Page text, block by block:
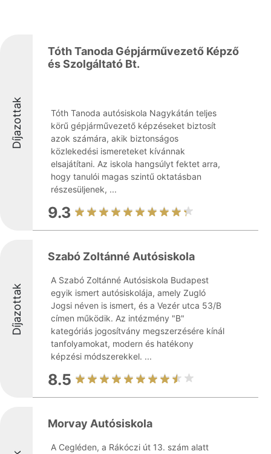
Díjazottak
Tóth Tanoda Gépjárművezető Képző
és Szolgáltató Bt.
Tóth Tanoda autósiskola Nagykátán teljes
körű gépjárművezető képzéseket biztosít
azok számára, akik biztonságos
közlekedési ismereteket kívánnak
elsajátítani. Az iskola hangsúlyt fektet arra,
hogy tanulói magas szintű oktatásban
részesüljenek, ...
9.3
Díjazottak
Szabó Zoltánné Autósiskola
A Szabó Zoltánné Autósiskola Budapest
egyik ismert autósiskolája, amely Zugló
Jogsi néven is ismert, és a Vezér utca 53/B
címen működik. Az intézmény "B"
kategóriás jogosítvány megszerzésére kínál
tanfolyamokat, modern és hatékony
képzési módszerekkel. ...
8.5
Morvay Autósiskola
A Cegléden, a Rákóczi út 13. szám alatt